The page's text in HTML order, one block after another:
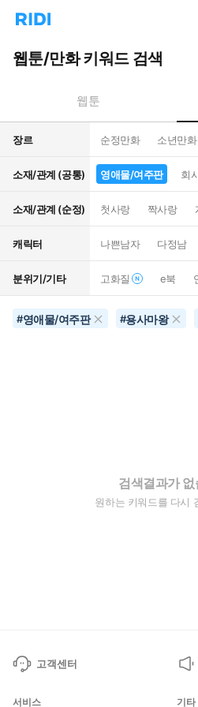
리
홈
으
턴
트
웹툰/만화 키워드 검색
웹툰
장르 순정만화 소년만화
소재/관계 (공통) 영애물/여주판 회
소재/관계 (순정) 첫사랑 짝사랑
캐릭터 나쁜남자 다정남
분위기/기타 고화질 e북
#영애물/여주판 #용사마왕
검색결과가
원하는 키워드를 다시
고객센터
서비스 기타